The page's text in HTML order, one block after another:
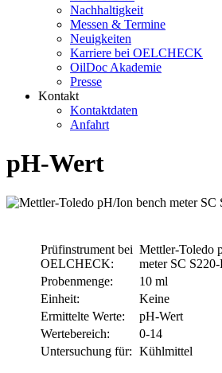
Nachhaltigkeit
Messen & Termine
Neuigkeiten
Karriere bei OELCHECK
OilDoc Akademie
Presse
Kontakt
Kontaktdaten
Anfahrt
pH-Wert
Prüfinstrument bei
OELCHECK:
Mettler-Toledo
meter SC
Probenmenge:
10 ml
Einheit:
Keine
Ermittelte Werte:
pH-Wert
Wertebereich:
0-14
Untersuchung für: Kühlmittel